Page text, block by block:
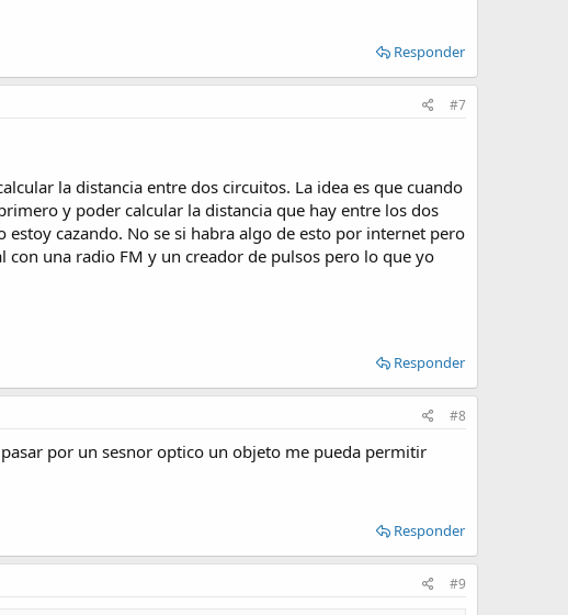
Responder
#7
la distancia entre dos circuitos. La idea es que cuando
y poder calcular la distancia que hay entre los dos
cazando. No se si habra algo de esto por internet pero
con una radio FM y un creador de pulsos pero lo que yo
Responder
#8
por un sesnor optico un objeto me pueda permitir
Responder
#9